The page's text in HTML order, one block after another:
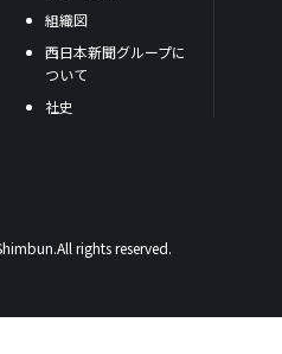
組織図
西日本新聞グループに
ついて
社史
rights reserved.